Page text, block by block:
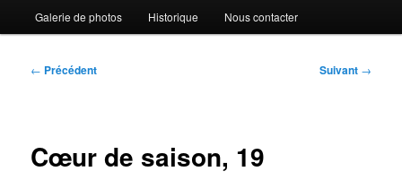
Galerie de photos Historique Nous contacter
Navigation
← Précédent Suivant →
Cœur de saison, 19